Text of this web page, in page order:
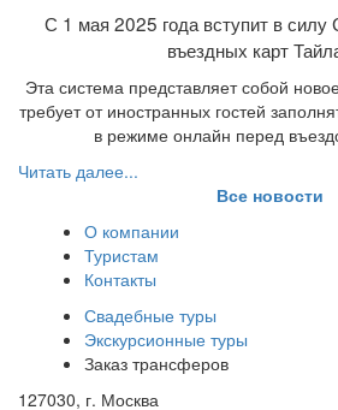
С 1 мая 2025 года вступит в
въездных карт
Эта система представляет собой
требует от иностранных гостей
в режиме онлайн перед
Читать далее...
Все новости
О компании
Туристам
Контакты
Свадебные туры
Экскурсионные туры
Заказ трансферов
127030, г. Москва